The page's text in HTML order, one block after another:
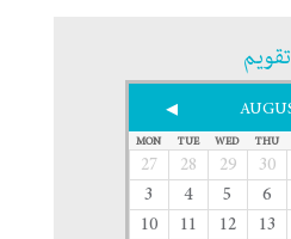
تقويم
MON TUE WED THU
27 28 29 30
3
4 5 6
10
11 12 13